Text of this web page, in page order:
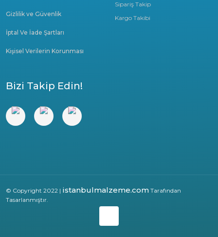
Sipariş Takip
Kargo Takibi
Gizlilik ve Güvenlik
İptal Ve İade Şartları
Kişisel Verilerin Korunması
Bizi Takip Edin!
© Copyright 2022 | istanbulmalzeme.com Tarafından
Tasarlanmıştır.